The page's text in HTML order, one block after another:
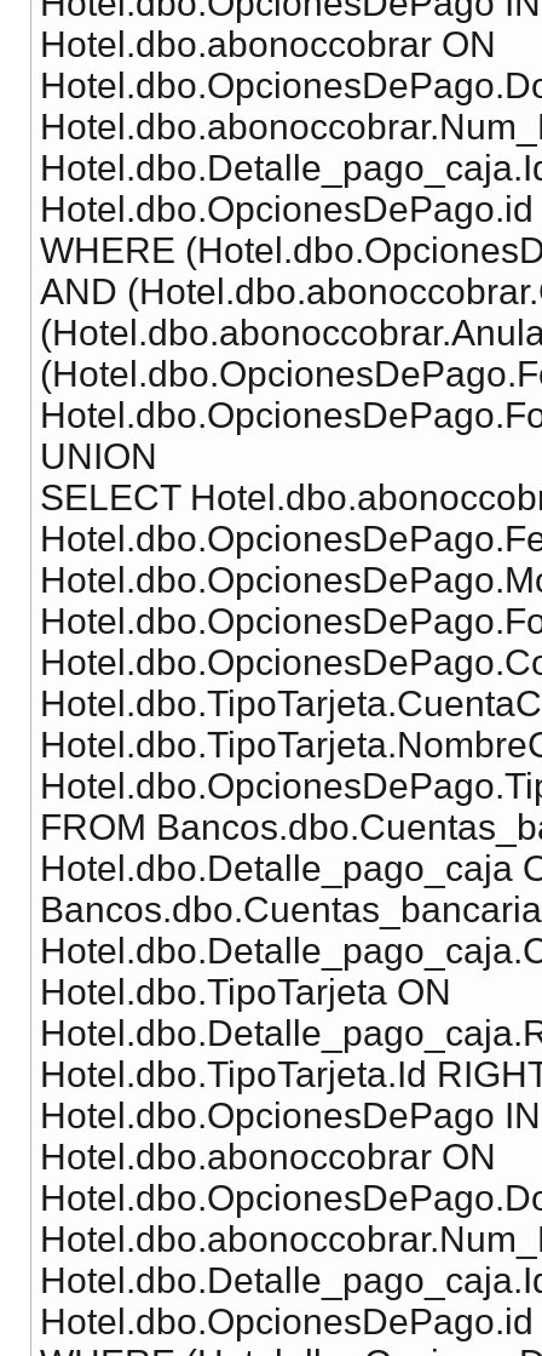
Hotel.dbo.abonoccobrar ON
Hotel.dbo.OpcionesDePago.id
WHERE
AND
UNION
SELECT
FROM
Hotel.dbo.Detalle_pago_caja
Hotel.dbo.TipoTarjeta ON
Hotel.dbo.TipoTarjeta.Id
Hotel.dbo.OpcionesDePago
Hotel.dbo.abonoccobrar ON
Hotel.dbo.OpcionesDePago.id